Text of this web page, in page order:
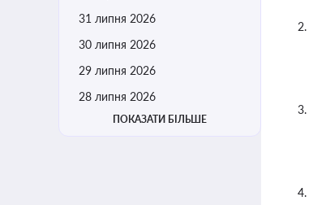
31 липня 2026
30 липня 2026
29 липня 2026
28 липня 2026
ПОКАЗАТИ БІЛЬШЕ